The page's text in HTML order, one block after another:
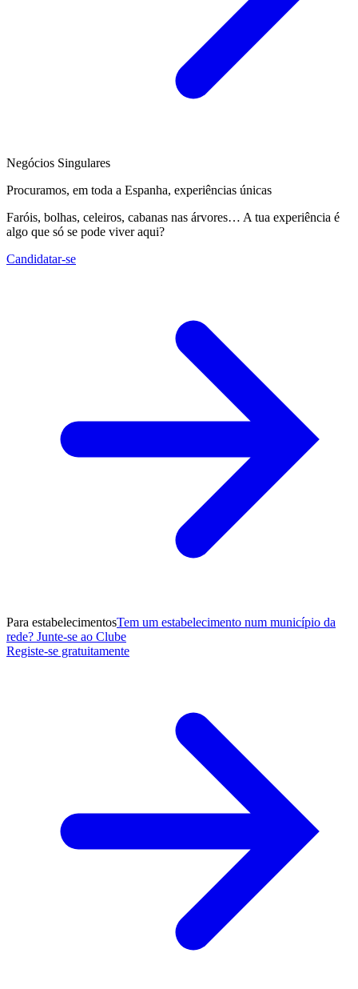
Negócios Singulares
Procuramos, em toda a Espanha, experiências únicas
Faróis, bolhas, celeiros, cabanas nas árvores… A tua experiência é
algo que só se pode viver aqui?
Candidatar-se
Para estabelecimentosTem um estabelecimento num município da
rede? Junte-se ao Clube
Registe-se gratuitamente